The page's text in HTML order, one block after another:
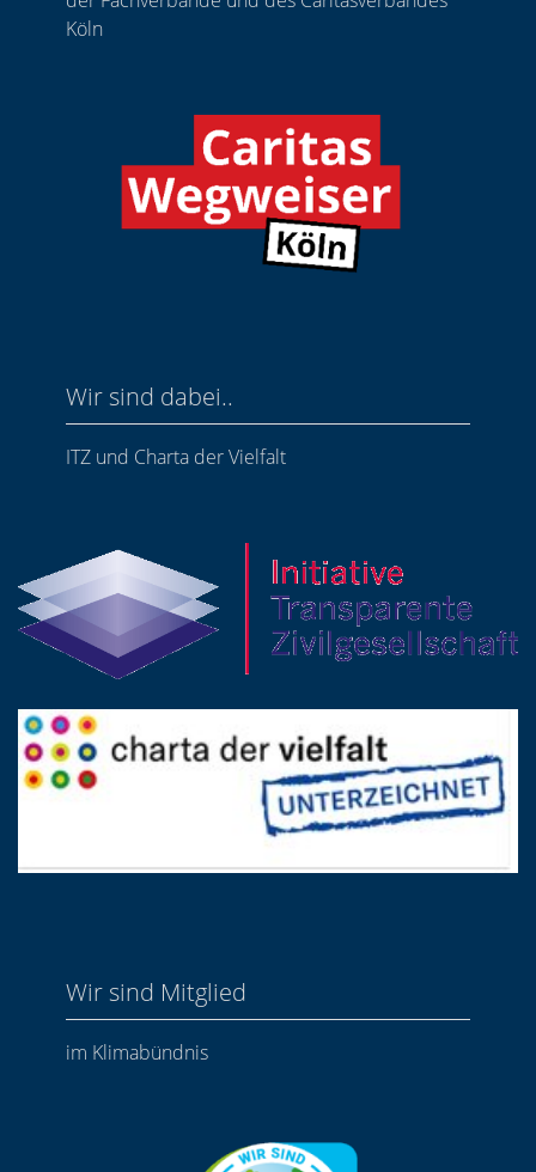
Köln
Wir sind dabei..
ITZ und Charta der Vielfalt
Wir sind Mitglied
im Klimabündnis